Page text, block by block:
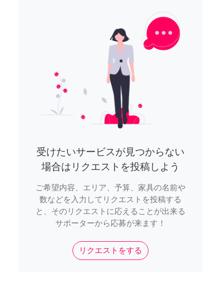
受けたいサービスが見つからない
場合はリクエストを投稿しよう
ご希望内容、エリア、予算、家具の名前や
数などを入力してリクエストを投稿する
と、そのリクエストに応えることが出来る
サポーターから応募が来ます！
リクエストをする